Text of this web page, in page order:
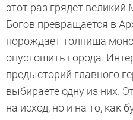
этот раз грядет
Богов превращается в
порождает толпища
опустошить города.
предысторий главного
выбираете одну из них.
на исход, но и на то, как